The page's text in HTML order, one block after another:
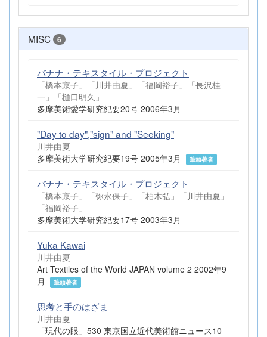
MISC 6
バナナ・テキスタイル・プロジェクト
「橋本京子」「川井由夏」「福岡裕子」「長沢桂
一」「樋口明久」
多摩美術愛学研究紀要20号 2006年3月
"Day to day","sign" and "Seeking"
川井由夏
多摩美術大学研究紀要19号 2005年3月
筆頭著者
バナナ・テキスタイル・プロジェクト
「橋本京子」「弥永保子」「柏木弘」「川井由夏」
「福岡裕子」
多摩美術大学研究紀要17号 2003年3月
Yuka Kawai
川井由夏
Art Textiles of the World JAPAN volume 2 2002年9
月
筆頭著者
思考と手のはざま
川井由夏
「現代の眼」530 東京国立近代美術館ニュース10-